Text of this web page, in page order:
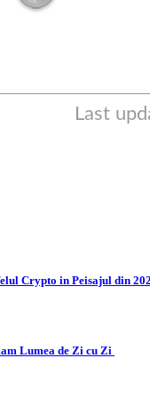
Crypto in Peisajul din
Lumea de Zi cu Zi